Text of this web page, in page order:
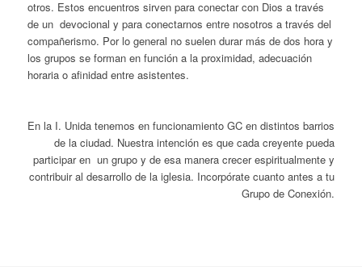
otros. Estos encuentros sirven para conectar con Dios a través
de un devocional y para conectarnos entre nosotros a través del
compañerismo. Por lo general no suelen durar más de dos hora y
los grupos se forman en función a la proximidad, adecuación
horaria o afinidad entre asistentes.
En la I. Unida tenemos en funcionamiento GC en distintos barrios
de la ciudad. Nuestra intención es que cada creyente pueda
participar en un grupo y de esa manera crecer espiritualmente y
contribuir al desarrollo de la iglesia. Incorpórate cuanto antes a tu
Grupo de Conexión.